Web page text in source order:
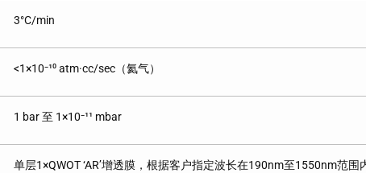
3°C/min
<1×10⁻¹⁰ atm·cc/sec（氦气）
1 bar 至 1×10⁻¹¹ mbar
单层1×QWOT ‘AR’增透膜，根据客户指定波长在190nm至1550nm范围